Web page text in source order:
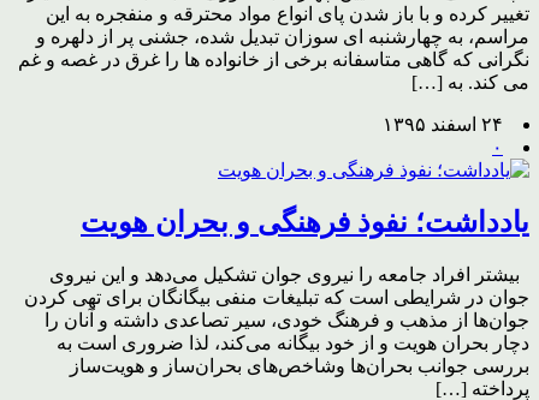
تغییر کرده و با باز شدن پای انواع مواد محترقه و منفجره به این
مراسم، به چهارشنبه ای سوزان تبدیل شده، جشنی پر از دلهره و
نگرانی که گاهی متاسفانه برخی از خانواده ها را غرق در غصه و غم
می کند. به […]
۲۴ اسفند ۱۳۹۵
۰
یادداشت؛ نفوذ فرهنگی و بحران هویت
بیشتر افراد جامعه را نیروی جوان تشکیل می‌دهد و این نیروی
جوان در شرایطی است که تبلیغات منفی بیگانگان برای تهی کردن
جوان‌ها از مذهب و فرهنگ خودی، سیر تصاعدی داشته و آنان را
دچار بحران هویت و از خود بیگانه می‌کند، لذا ضروری است به
بررسی جوانب بحران‌ها وشاخص‌های بحران‌ساز و هویت‌ساز
پرداخته […]